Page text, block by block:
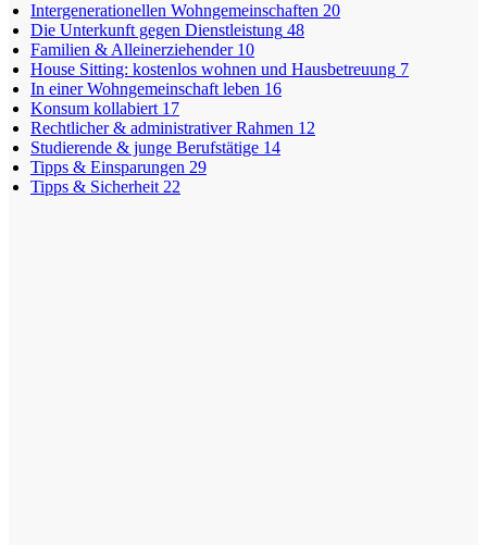
Intergenerationellen Wohngemeinschaften 20
Die Unterkunft gegen Dienstleistung 48
Familien & Alleinerziehender 10
House Sitting: kostenlos wohnen und Hausbetreuung 7
In einer Wohngemeinschaft leben 16
Konsum kollabiert 17
Rechtlicher & administrativer Rahmen 12
Studierende & junge Berufstätige 14
Tipps & Einsparungen 29
Tipps & Sicherheit 22